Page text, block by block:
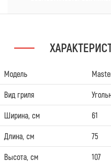
Модель
Вид гриля
Ширина, см 61
Длина, см 75
Высота, см 107